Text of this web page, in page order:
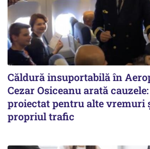
Căldură insuportabilă în
Cezar Osiceanu arată
proiectat pentru alte vremuri
propriul trafic